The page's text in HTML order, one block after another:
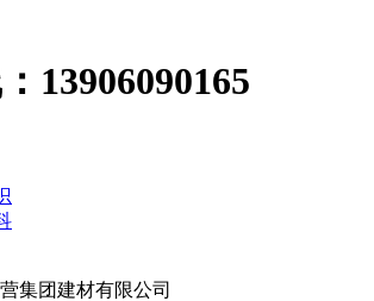
13906090165
集团建材有限公司